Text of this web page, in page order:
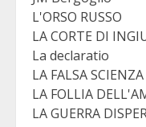
L'ORSO RUSSO
LA CORTE DI
La declaratio
LA FALSA SCIENZA
LA FOLLIA
LA GUERRA